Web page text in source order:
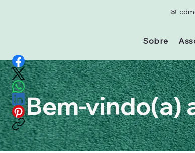
✉
Sobre
Bem-vindo(a)